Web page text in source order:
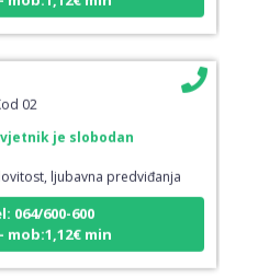
02
je slobodan
ljubavna predviđanja
064/600-600
mob:1,12€ min